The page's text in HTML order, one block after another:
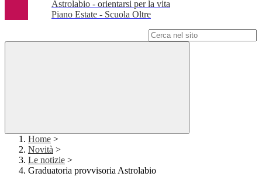
Astrolabio - orientarsi per la vita
Piano Estate - Scuola Oltre
Home >
Novità >
Le notizie >
Graduatoria provvisoria Astrolabio